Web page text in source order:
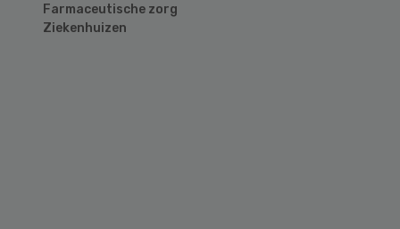
Farmaceutische zorg
Ziekenhuizen